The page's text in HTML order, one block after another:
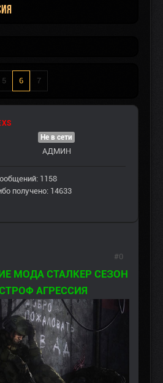
5 6 7
Не в сети
АДМИН
1158
получено: 14633
МОДА СТАЛКЕР СЕЗОН
АГРЕССИЯ
#0